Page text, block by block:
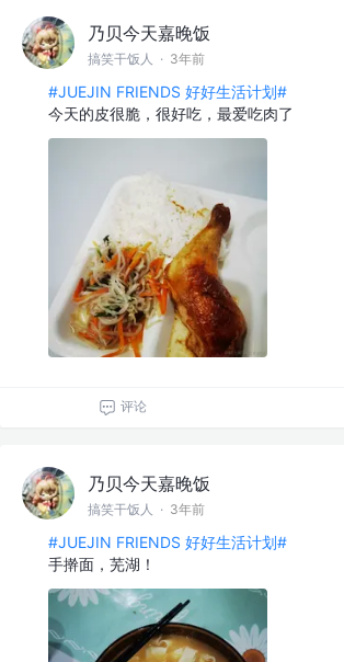
乃贝今天嘉晚饭
搞笑干饭人 · 3年前
#JUEJIN FRIENDS 好好生活计划#
今天的皮很脆，很好吃，最爱吃肉了
评论
乃贝今天嘉晚饭
搞笑干饭人 · 3年前
#JUEJIN FRIENDS 好好生活计划#
手擀面，芜湖！